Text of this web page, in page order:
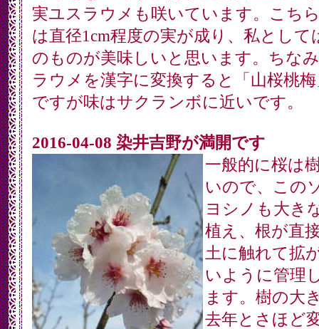
実ユスラウメも咲いています。こち
は直径1cm程度の実が成り、私として
のものが美味しいと思います。ちな
ラウメを漢字に変換すると「山桜桃
ですが味はサクランボに近いです。
2016-04-08 染井吉野が満開です
一般的に桜は
いので、この
ヨシノも大き
植え、根が直
土に触れて拡
いように管理
ます。樹の大
去年とさほど